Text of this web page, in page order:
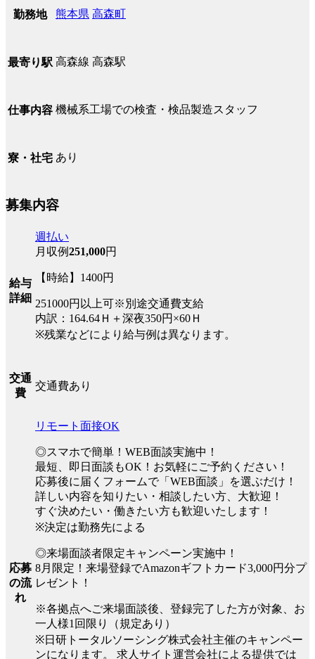
勤務地 熊本県 高森町
最寄り駅 高森線 高森駅
仕事内容 機械系工場での検査・検品製造スタッフ
寮・社宅 あり
募集内容
給与
詳細
週払い
月収例251,000円
【時給】1400円
251000円以上可※別途交通費支給
内訳：164.64Ｈ＋深夜350円×60Ｈ
※残業などにより給与例は異なります。
交通
費
交通費あり
応募
の流
れ
リモート面接OK
◎スマホで簡単！WEB面談実施中！
最短、即日面談もOK！お気軽にご予約ください！
応募後に届くフォームで「WEB面談」を選ぶだけ！
詳しい内容を知りたい・相談したい方、大歓迎！
すぐ決めたい・働きたい方も歓迎いたします！
※決定は勤務先による
◎来場面談者限定キャンペーン実施中！
8月限定！来場登録でAmazonギフトカード3,000円分プ
レゼント！
※各拠点へご来場面談後、登録完了した方が対象、お
一人様1回限り（規定あり）
※日研トータルソーシング株式会社主催のキャンペー
ンになります。 求人サイト運営会社による提供では